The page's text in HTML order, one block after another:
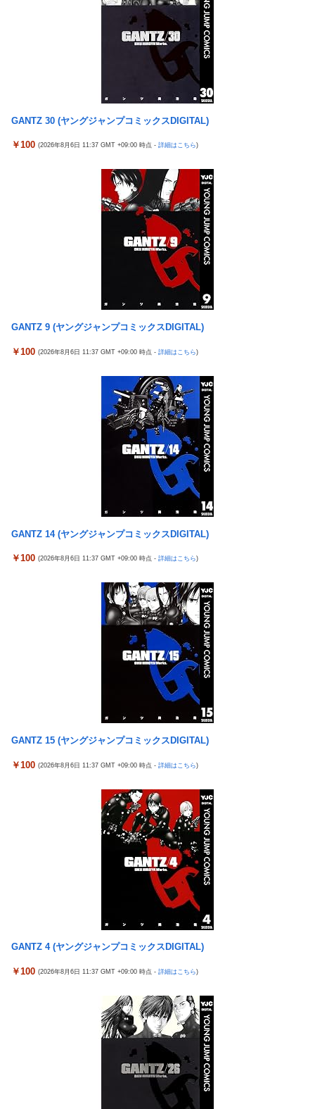
精神科に通院してるけど「ヤンキー・ギャル・体育会系・茶髪や
金髪の人」を待合室で一度も見たことない
ミヤネ屋に出演した左派の社会学者、イオン爆発事故の例のテナ
【草】アル中「水飲みたくない！」 グラス「はい転倒」
「こんな事になるんやから強制置き配は止めておくべき」とユー
ザーがドン引き、UberEatsが導入した強制置き配が起こしたの
は……
演劇のせいで2人も無駄死ににwwww
【悲報】ライター「ちいかわが反社とコラボしてた」ﾊﾟｼｬｯ
死神のコスプレをして隣のビルの屋上から病院を眺めていた男を
【画像】コスプレイヤーが死ぬ気で痩せた結果ｗｗｗｗ
【悲報】福岡の電車、完全にやらかす。構内アナウンスでド下ネ
ぎる…
【日向坂46】 かほりん、ありのままの姿・・・【藤嶌果歩1st写
【パ順位】鷹========猫-公=====檻-/==鴎=========鷲
【悲報】みのもんたさん、代表作が「クイズミリオネア」しかな
【幽霊否定派、完全論破】幽霊がいないなら午前2時に一人で墓
石を木刀で叩き割れるよな？ｗｗｗｗｗ
神谷玲子の新台は神ぱち!? #75【「e七つの大罪3」1回転で大当
たり＝速さが段違い！渾身のRUSHに神谷が挑む！！】
【実戦報告】Lストリートファイター6の評判まとめ！ヤレる感が
フォ」←マジで無駄な事やってるよな
【画像】田中みな実さん、妊娠中とは思えないヒール姿で登場し
ワイ手取り15万正社員→副業でウーバーやってるんやが金がない
株式投資、若年男性の自信喪失の原因に-6割超が「人生の敗者」
韓国警察、大韓サッカー協会を家宅捜索 代表監督選考巡り
パヨク「アジア人民、中国人民と連帯して戦おー！悪政高市を打
いそう…会社滅茶苦茶やろなぁ」
【悲報】茂木敏充外相、『大炎上』してしまう！！！！！！！
「電車で女性が失神したら無言の男が真横についてきた」とタレ
ントが主張、虚言疑惑が出ると「その男の垢を発見した」と追加
なんでみんなそんなに共産主義嫌なん？
【バンダイ】「食玩」「プライズ」「ガシャポン」2026年8月発
【悲報】AV女優さん、キモオタチー牛弱男どもの「おはよう」に
【〈物語〉シリーズ】セガ「忍野忍」「斧乃木余接」プライズフ
ィギュア【彩色原型公開】
て面白いやろ？」みたいな寒い奴
三菱自動車、「パジェロ」の中型版・小型版も発売へ
【ウルトラQ】 「ナメゴン」とかいうシリーズ初の宇宙怪獣
【衝撃】 中国製ルーター20機種にバックドア発見！ ネットに繋
ぐだけで35秒ごとに中国のサーバーと通信
【艦これ】 募：ヴィスビィの触媒
【日向坂46】 かほりん、ありのままの姿・・・【藤嶌果歩1st写
【画像】スト6に彗星の如く現れたフィリピン人キャラが可愛す
周囲の人「おい見ろよ…」「一人で来てんのかな…？ｗ」「腹で
けーｗ」一人焼肉ワイ「……ッ…！」
ｗｗｗ
【悲報】ワンダンス作者「手書きでダンスアニメ描いてみまし
た」←アニメの当てつけにしか見えないと話題に
エアギアって再アニメ化したら良さそうじゃない？ ちゃんとエロ
さとか大暮のセンスを忠実に再現して
涌井秀章(40) 2.88 3勝1敗 4QS K/BB10.00
神谷玲子の新台は神ぱち!? #75【「e七つの大罪3」1回転で大当
たり＝速さが段違い！渾身のRUSHに神谷が挑む！！】
【実戦報告】Lストリートファイター6の評判まとめ！ヤレる感が
フォ」←マジで無駄な事やってるよな
演出に一喜一憂してる方が脳死なんよ」
【バンダイ】「食玩」「プライズ」「ガシャポン」2026年8月発
売商品【発売スケジュール】
【悲報】AV女優さん、キモオタチー牛弱男どもの「おはよう」に
【〈物語〉シリーズ】セガ「忍野忍」「斧乃木余接」プライズフ
三菱自動車、「パジェロ」の中型版・小型版も発売へ
【衝撃】 中国製ルーター20機種にバックドア発見！ ネットに繋
ぐだけで35秒ごとに中国のサーバーと通信
【有能】政府「トラックはサービスエリア利用有料化すればサボ
らず走るし流問題解決じゃね？」
母と一緒の時に、明らかに足に障害がある方が歩いていた。母
「なんであんな歩き方なの？ふざけてるの？」
伊勢鈴蘭さん、コカ・コーラ愛を全力アピール！
今季もタイトル獲得を目指すFC町田ゼルビア黒田剛監督が抱負を
富士登山ツアー中に64歳男性死亡 8合目付近で意識失う
細井くんの彼女、寝取らせOKだってよ3
外国人「2002年W杯は?」韓国サッカーに衝撃的不祥事！W杯予
選でレフリーへの性的接待発覚！海外騒然！【海外の反応】
【ウマ娘】わたしの全力受け止めて♡ ←「またへんないきものが
GANTZ 30 (ヤングジャンプコミックスDIGITAL)
￥100 (2026年8月6日 11:37 GMT +09:00 時点 - 詳細はこちら)
GANTZ 9 (ヤングジャンプコミックスDIGITAL)
￥100 (2026年8月6日 11:37 GMT +09:00 時点 - 詳細はこちら)
GANTZ 14 (ヤングジャンプコミックスDIGITAL)
￥100 (2026年8月6日 11:37 GMT +09:00 時点 - 詳細はこちら)
GANTZ 15 (ヤングジャンプコミックスDIGITAL)
￥100 (2026年8月6日 11:37 GMT +09:00 時点 - 詳細はこちら)
GANTZ 4 (ヤングジャンプコミックスDIGITAL)
￥100 (2026年8月6日 11:37 GMT +09:00 時点 - 詳細はこちら)